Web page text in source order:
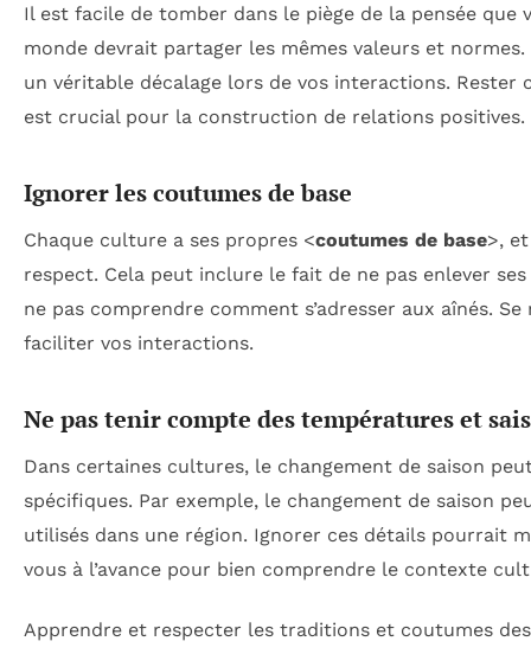
Il est facile de tomber dans le piège de la pensée
monde devrait partager les mêmes valeurs et
un véritable décalage lors de vos interactions. Rester
est crucial pour la construction de relations positives.
Ignorer les coutumes de base
Chaque culture a ses propres <coutumes de base>,
respect. Cela peut inclure le fait de ne pas enlever
ne pas comprendre comment s’adresser aux aînés.
faciliter vos interactions.
Ne pas tenir compte des températures et
Dans certaines cultures, le changement de saison
spécifiques. Par exemple, le changement de saison
utilisés dans une région. Ignorer ces détails pourrait
vous à l’avance pour bien comprendre le contexte
Apprendre et respecter les traditions et coutumes